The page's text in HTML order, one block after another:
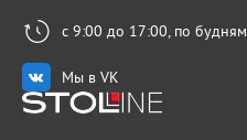
с 9:00 до 17:00, по будням
Мы в VK